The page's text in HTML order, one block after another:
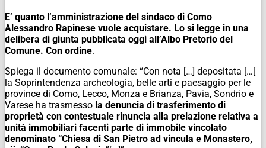
E’ quanto l’amministrazione del sindaco di Como
Alessandro Rapinese vuole acquistare. Lo si legge in una
delibera di giunta pubblicata oggi all’Albo Pretorio del
Comune. Con ordine.
Spiega il documento comunale: “Con nota […] depositata […[
la Soprintendenza archeologia, belle arti e paesaggio per le
province di Como, Lecco, Monza e Brianza, Pavia, Sondrio e
Varese ha trasmesso la denuncia di trasferimento di
proprietà con contestuale rinuncia alla prelazione relativa a
unità immobiliari facenti parte di immobile vincolato
denominato “Chiesa di San Pietro ad vincula e Monastero,